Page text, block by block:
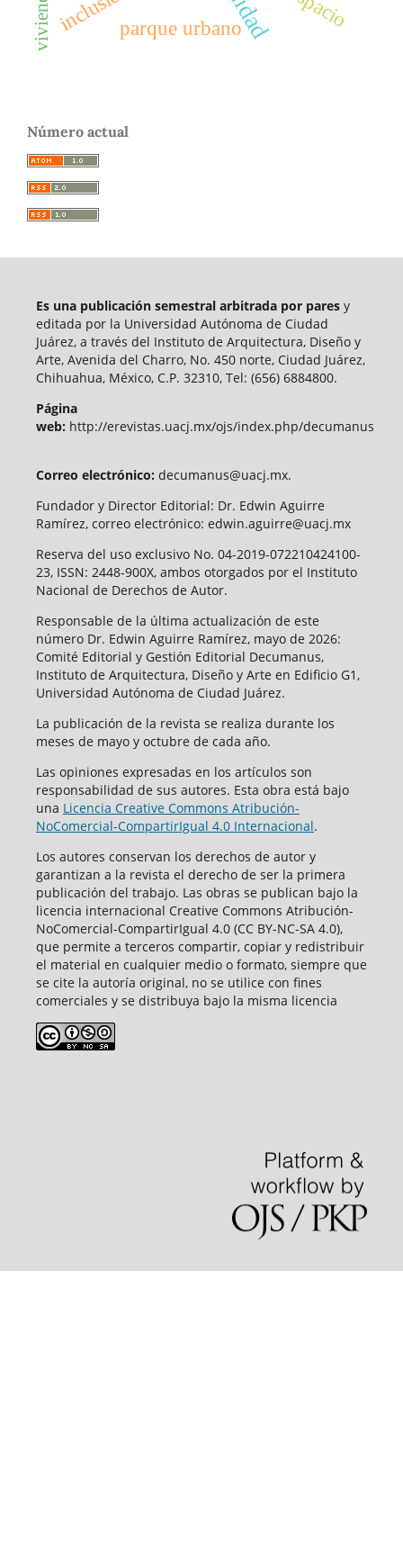
parque urbano
Número actual
Es una publicación semestral arbitrada por pares y
editada por la Universidad Autónoma de Ciudad
Juárez, a través del Instituto de Arquitectura, Diseño y
Arte, Avenida del Charro, No. 450 norte, Ciudad Juárez,
Chihuahua, México, C.P. 32310, Tel: (656) 6884800.
Página
web: http://erevistas.uacj.mx/ojs/index.php/decumanus
Correo electrónico: decumanus@uacj.mx.
Fundador y Director Editorial: Dr. Edwin Aguirre
Ramírez, correo electrónico: edwin.aguirre@uacj.mx
Reserva del uso exclusivo No. 04-2019-072210424100-
23, ISSN: 2448-900X, ambos otorgados por el Instituto
Nacional de Derechos de Autor.
Responsable de la última actualización de este
número Dr. Edwin Aguirre Ramírez, mayo de 2026:
Comité Editorial y Gestión Editorial Decumanus,
Instituto de Arquitectura, Diseño y Arte en Edificio G1,
Universidad Autónoma de Ciudad Juárez.
La publicación de la revista se realiza durante los
meses de mayo y octubre de cada año.
Las opiniones expresadas en los artículos son
responsabilidad de sus autores. Esta obra está bajo
una Licencia Creative Commons Atribución-
NoComercial-CompartirIgual 4.0 Internacional.
Los autores conservan los derechos de autor y
garantizan a la revista el derecho de ser la primera
publicación del trabajo. Las obras se publican bajo la
licencia internacional Creative Commons Atribución-
NoComercial-CompartirIgual 4.0 (CC BY-NC-SA 4.0),
que permite a terceros compartir, copiar y redistribuir
el material en cualquier medio o formato, siempre que
se cite la autoría original, no se utilice con fines
comerciales y se distribuya bajo la misma licencia